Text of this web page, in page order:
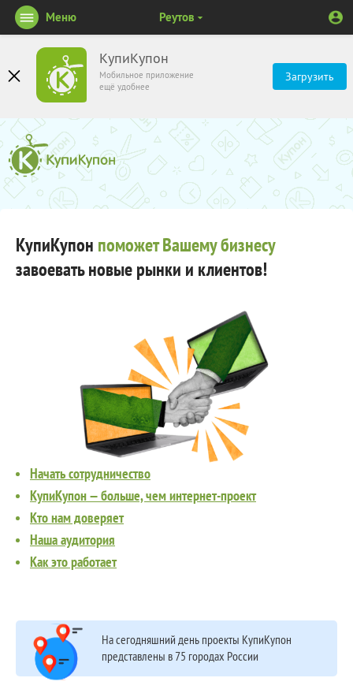
КупиКупон
Мобильное приложение
ещё удобнее
Загрузить
Меню Реутов
КупиКупон поможет Вашему бизнесу
завоевать новые рынки и клиентов!
Начать сотрудничество
КупиКупон — больше, чем интернет-проект
Кто нам доверяет
Наша аудитория
Как это работает
На сегодняшний день проекты КупиКупон
представлены в 75 городах России